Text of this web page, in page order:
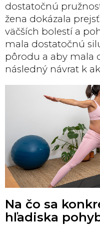
dostatočnú
žena dokázala
väčších bolestí a
mala dostatočnú
pôrodu a aby mala
následný návrat k
Na čo sa
hľadiska